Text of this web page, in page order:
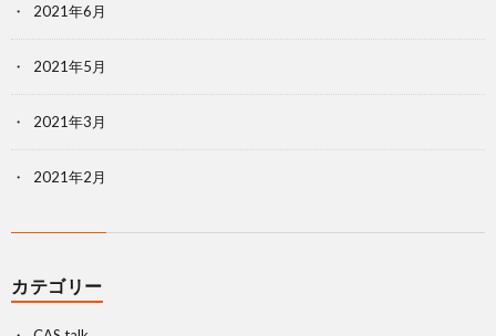
2021年6月
2021年5月
2021年3月
2021年2月
カテゴリー